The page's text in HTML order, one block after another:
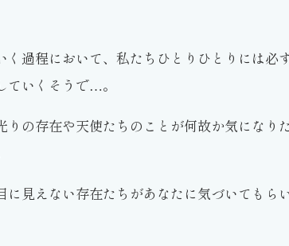
く過程において、私たちひとりひとりには
ていくそうで…。
りの存在や天使たちのことが何故か気にな
に見えない存在たちがあなたに気づいても